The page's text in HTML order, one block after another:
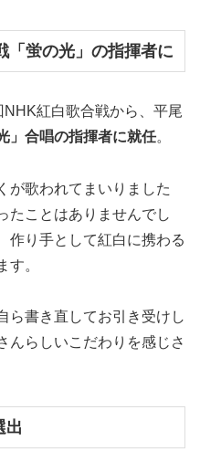
「蛍の光」の指揮者に
紅白歌合戦から、平尾
」合唱の指揮者に就任。
が歌われてまいりました
たことはありませんでし
作り手として紅白に携わる
す。
ら書き直してお引き受けし
んらしいこだわりを感じさ
出